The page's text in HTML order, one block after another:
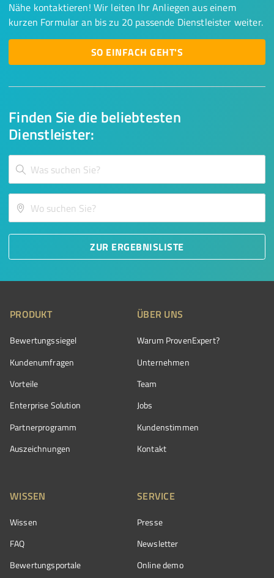
Finden Sie die beliebtesten
Dienstleister:
ZUR ERGEBNISLISTE
Nähe kontaktieren! Wir leiten Ihr Anliegen aus einem
kurzen Formular an bis zu 20 passende Dienstleister weiter.
SO EINFACH GEHT'S
PRODUKT
Bewertungssiegel
Kundenumfragen
Vorteile
Enterprise Solution
Partnerprogramm
Auszeichnungen
ÜBER UNS
Warum ProvenExpert?
Unternehmen
Team
Jobs
Kundenstimmen
Kontakt
WISSEN
Wissen
FAQ
Bewertungsportale
SERVICE
Presse
Newsletter
Online demo